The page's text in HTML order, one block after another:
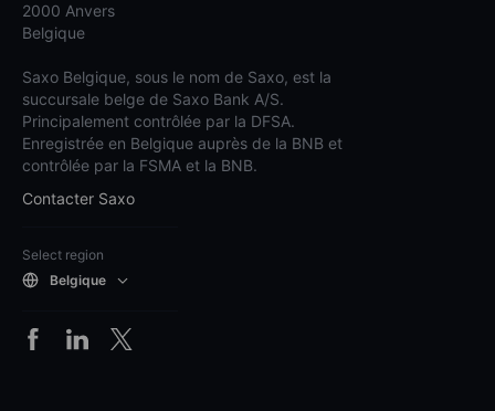
2000 Anvers
Belgique
Saxo Belgique, sous le nom de Saxo, est la
succursale belge de Saxo Bank A/S.
Principalement contrôlée par la DFSA.
Enregistrée en Belgique auprès de la BNB et
contrôlée par la FSMA et la BNB.
Contacter Saxo
Select region
Belgique